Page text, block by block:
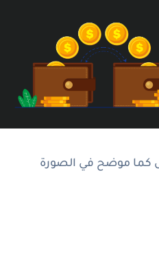
كما موضح في الصورة